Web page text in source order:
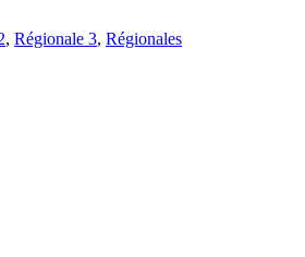
, Régionale 3, Régionales